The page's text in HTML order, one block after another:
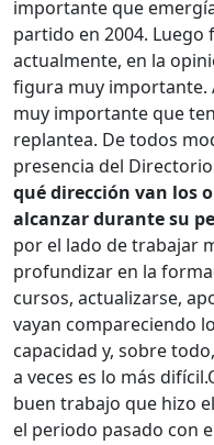
importante que
partido en 2004. Luego
actualmente, en la
figura muy importante.
muy importante que
replantea. De todos
presencia del
qué dirección van los
alcanzar durante su
por el lado de trabajar
profundizar en la
cursos, actualizarse,
vayan compareciendo
capacidad y, sobre
a veces es lo más difícil.
buen trabajo que hizo
el periodo pasado con